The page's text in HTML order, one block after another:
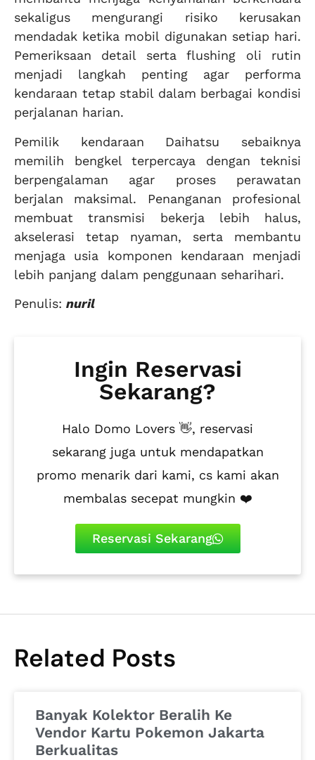
sekaligus mengurangi risiko kerusakan
mendadak ketika mobil digunakan setiap hari.
Pemeriksaan detail serta flushing oli rutin
menjadi langkah penting agar performa
kendaraan tetap stabil dalam berbagai kondisi
perjalanan harian.
Pemilik kendaraan Daihatsu sebaiknya
memilih bengkel terpercaya dengan teknisi
berpengalaman agar proses perawatan
berjalan maksimal. Penanganan profesional
membuat transmisi bekerja lebih halus,
akselerasi tetap nyaman, serta membantu
menjaga usia komponen kendaraan menjadi
lebih panjang dalam penggunaan seharihari.
Penulis: nuril
Ingin Reservasi
Sekarang?
Halo Domo Lovers 👋, reservasi
sekarang juga untuk mendapatkan
promo menarik dari kami, cs kami akan
membalas secepat mungkin ❤️
Reservasi Sekarang
Related Posts
Banyak Kolektor Beralih Ke
Vendor Kartu Pokemon Jakarta
Berkualitas